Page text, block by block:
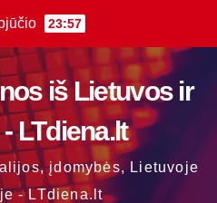
23:57
iš Lietuvos ir
LTdiena.lt
įdomybės, Lietuvoje
- LTdiena.lt